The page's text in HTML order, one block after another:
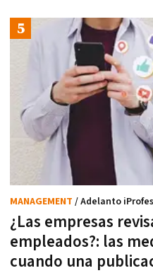
¿Las empresas
empleados?: las
cuando una
MANAGEMENT / Adelanto